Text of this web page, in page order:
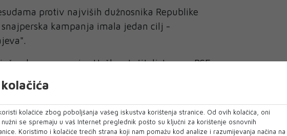
protiv najviših dužnosnika Republike
kampanja imala jedan cilj -
glasnogovornica Haškog tužiteljstva, za RSE
bio svjestan postojanja "turističkih
kako da to uopće nazovem. Nismo znali
Izuzetno je važno da je pokrenuta pravosudna
kolačiće zbog poboljšanja vašeg iskustva korištenja stranice. Od ovih kolačića, oni
se spremaju u vaš Internet preglednik pošto su ključni za korištenje osnovnih
Koristimo i kolačiće trećih strana koji nam pomažu kod analize i razumijevanja načina na